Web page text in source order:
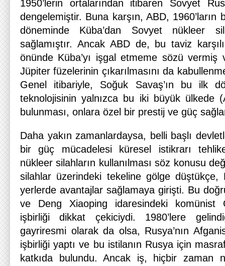
1950’lerin ortalarından itibaren Sovyet
dengelemiştir. Buna karşın, ABD, 1960’ların
döneminde Küba’dan Sovyet nükleer
sağlamıştır. Ancak ABD de, bu taviz
önünde Küba’yı işgal etmeme sözü vermiş
Jüpiter füzelerinin çıkarılmasını da
Genel itibariyle, Soğuk Savaş’ın bu ilk
teknolojisinin yalnızca bu iki büyük ülkede
bulunması, onlara özel bir prestij ve güç
Daha yakın zamanlardaysa, belli başlı
bir güç mücadelesi küresel istikrarı
nükleer silahların kullanılması söz konusu
silahlar üzerindeki tekeline gölge düştükçe,
yerlerde avantajlar sağlamaya girişti. Bu
ve Deng Xiaoping idaresindeki komünist
işbirliği dikkat çekiciydi. 1980’lere
gayriresmi olarak da olsa, Rusya’nın
işbirliği yaptı ve bu istilanın Rusya için
katkıda bulundu. Ancak iş, hiçbir zaman